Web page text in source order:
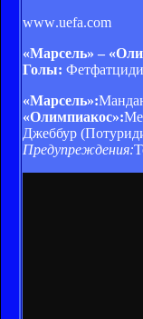
www.uefa.com
«Марсель» –
Голы:
«Марсель»:
«Олимпиакос»:
Джеббур
Предупреждения: